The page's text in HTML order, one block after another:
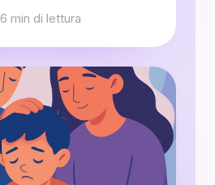
6 min di lettura